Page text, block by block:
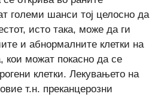
големи шанси тој целосно да
исто така, може да ги
и абнормалните клетки на
кои можат покасно да се
клетки. Лекувањето на
т.н. преканцерозни